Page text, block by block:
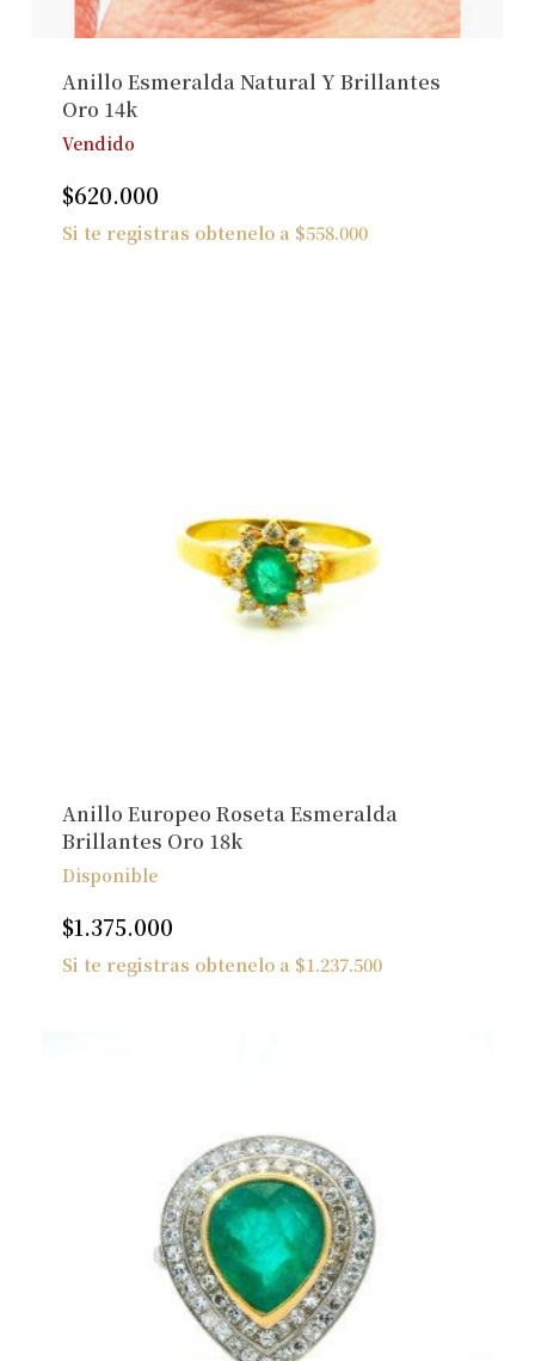
Anillo Esmeralda Natural Y Brillantes
Oro 14k
Vendido
$620.000
Si te registras obtenelo a $558.000
Anillo Europeo Roseta Esmeralda
Brillantes Oro 18k
Disponible
$1.375.000
Si te registras obtenelo a $1.237.500